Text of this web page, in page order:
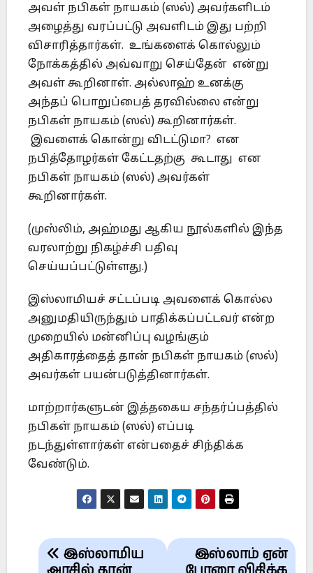
அவள் நபிகள் நாயகம் (ஸல்) அவர்களிடம்
அழைத்து வரப்பட்டு அவளிடம் இது பற்றி
விசாரித்தார்கள். உங்களைக் கொல்லும்
நோக்கத்தில் அவ்வாறு செய்தேன் என்று
அவள் கூறினாள். அல்லாஹ் உனக்கு
அந்தப் பொறுப்பைத் தரவில்லை என்று
நபிகள் நாயகம் (ஸல்) கூறினார்கள்.
இவளைக் கொன்று விடட்டுமா? என
நபித்தோழர்கள் கேட்டதற்கு கூடாது என
நபிகள் நாயகம் (ஸல்) அவர்கள்
கூறினார்கள்.
(முஸ்லிம், அஹ்மது ஆகிய நூல்களில் இந்த
வரலாற்று நிகழ்ச்சி பதிவு
செய்யப்பட்டுள்ளது.)
இஸ்லாமியச் சட்டப்படி அவளைக் கொல்ல
அனுமதியிருந்தும் பாதிக்கப்பட்டவர் என்ற
முறையில் மன்னிப்பு வழங்கும்
அதிகாரத்தைத் தான் நபிகள் நாயகம் (ஸல்)
அவர்கள் பயன்படுத்தினார்கள்.
மாற்றார்களுடன் இத்தகைய சந்தர்ப்பத்தில்
நபிகள் நாயகம் (ஸல்) எப்படி
நடந்துள்ளார்கள் என்பதைச் சிந்திக்க
வேண்டும்.
Post
இஸ்லாம் ஏன்
இஸ்லாமிய